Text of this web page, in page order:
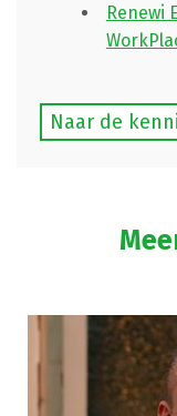
Renewi
Naar de